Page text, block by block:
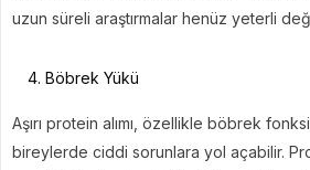
uzun süreli araştırmalar henüz yeterli
Böbrek Yükü
Aşırı protein alımı, özellikle böbrek
bireylerde ciddi sorunlara yol açabilir.